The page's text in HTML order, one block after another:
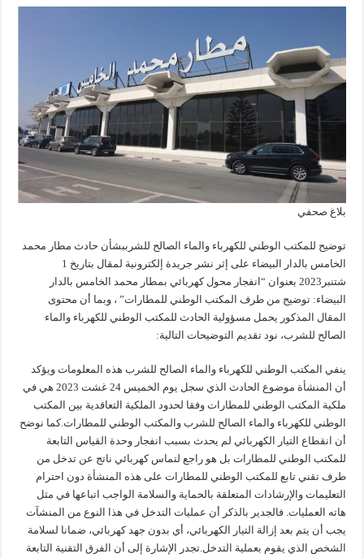
بلاغ صحفي
توضيح للمكتب الوطني للكهرباء والماء الصالح للشرببشأن حادث مطار محمد
الخامس بالدار البيضاء على إثر نشر جريدة إلكترونية لمقال بتاريخ 1
شتنبر2023 بعنوان “انفجار محول كهربائي بمطار محمد الخامس بالدار
البيضاء: توضيح من طرف المكتب الوطني للمطارات” ، وبما أن محتوى
المقال المذكور يحمل مسؤولية الحادث للمكتب الوطني للكهرباء والماء
الصالح للشرب، نود تقديم التوضيحات التالية:
ينفي المكتب الوطني للكهرباء والماء الصالح للشرب هذه المعلومات ويؤكد
أن المنشأة موضوع الحادث الذي سجل يوم الخميس 24 غشت 2023 هي في
ملكية المكتب الوطني للمطارات وفقا لحدود الملكية التعاقدية بين المكتب
الوطني للكهرباء والماء الصالح للشرب والمكتب الوطني للمطارات.كما نوضح
أن انقطاع التيار الكهربائي لم يحدث بسبب انفجار وحدة القياس التابعة
للمكتب الوطني للمطارات بل هو راجع لتماس كهربائي ناتج عن تدخل من
طرف تقني تابع للمكتب الوطني للمطارات على هذه المنشأة دون احترام
التعليمات والإرشادات المتعلقة بالحماية والسلامة الواجب اتباعها في مثل
هاته العمليات. فالجدير بالذكر أن عمليات التدخل في هذا النوع من المنشآت
يجب أن يتم بعد إزالة التيار الكهربائي، أي بدون جهد كهربائي، ضمانا لسلامة
الشخص الذي يقوم بعملية التدخل.تجدر الإشارة إلى أن الفرق التقنية التابعة